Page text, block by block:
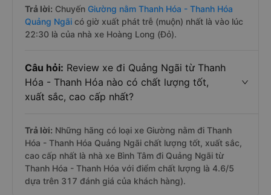
Trả lời: Chuyến Giường nằm Thanh Hóa - Thanh Hóa
Quảng Ngãi có giờ xuất phát trễ (muộn) nhất là vào lúc
22:30 là của nhà xe Hoàng Long (Đỏ).
Câu hỏi: Review xe đi Quảng Ngãi từ Thanh
Hóa - Thanh Hóa nào có chất lượng tốt,
xuất sắc, cao cấp nhất?
Trả lời: Những hãng có loại xe Giường nằm đi Thanh
Hóa - Thanh Hóa Quảng Ngãi chất lượng tốt, xuất sắc,
cao cấp nhất là nhà xe Bình Tâm đi Quảng Ngãi từ
Thanh Hóa - Thanh Hóa với điểm chất lượng là 4.6/5
dựa trên 317 đánh giá của khách hàng).